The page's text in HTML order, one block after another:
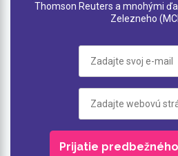
Thomson Reuters a mnohými
Zelezneho